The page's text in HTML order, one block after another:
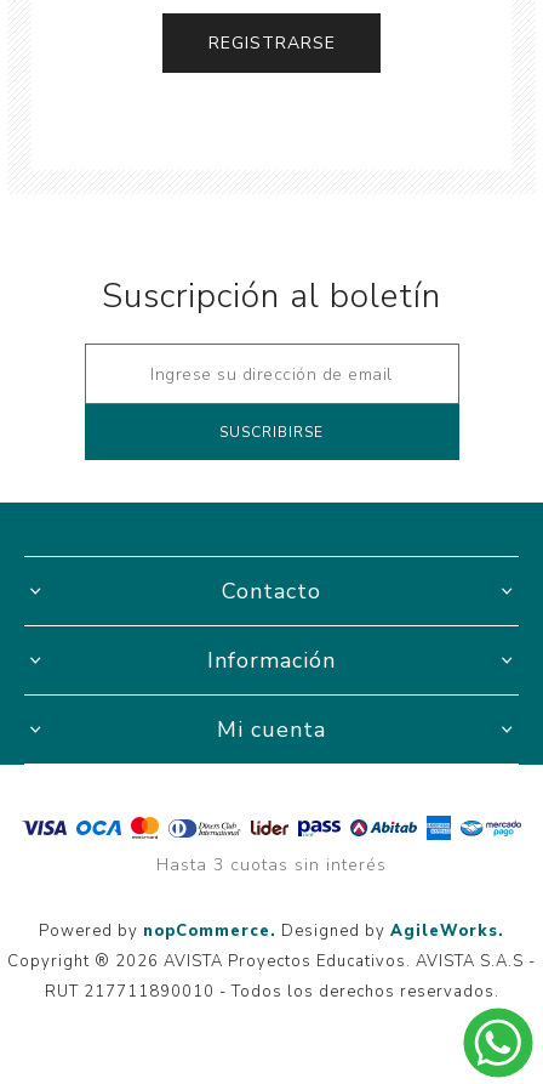
Suscripción al boletín
Contacto
Información
Mi cuenta
Hasta 3 cuotas sin interés
Powered by nopCommerce. Designed by AgileWorks.
Copyright ® 2026 AVISTA Proyectos Educativos. AVISTA S.A.S -
RUT 217711890010 - Todos los derechos reservados.